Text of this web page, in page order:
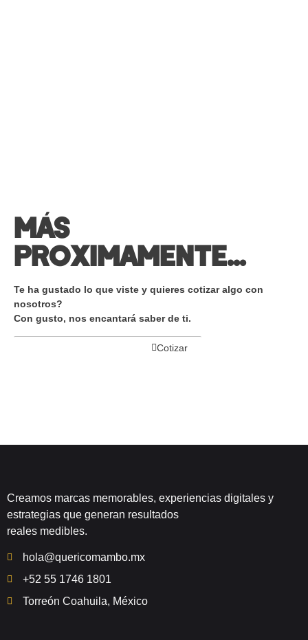
MÁS
PROXIMAMENTE...
Te ha gustado lo que viste y quieres cotizar algo con
nosotros?
Con gusto, nos encantará saber de ti.
Cotizar
Creamos marcas memorables, experiencias digitales y
estrategias que generan resultados
reales medibles.
hola@quericomambo.mx
+52 55 1746 1801
Torreón Coahuila, México